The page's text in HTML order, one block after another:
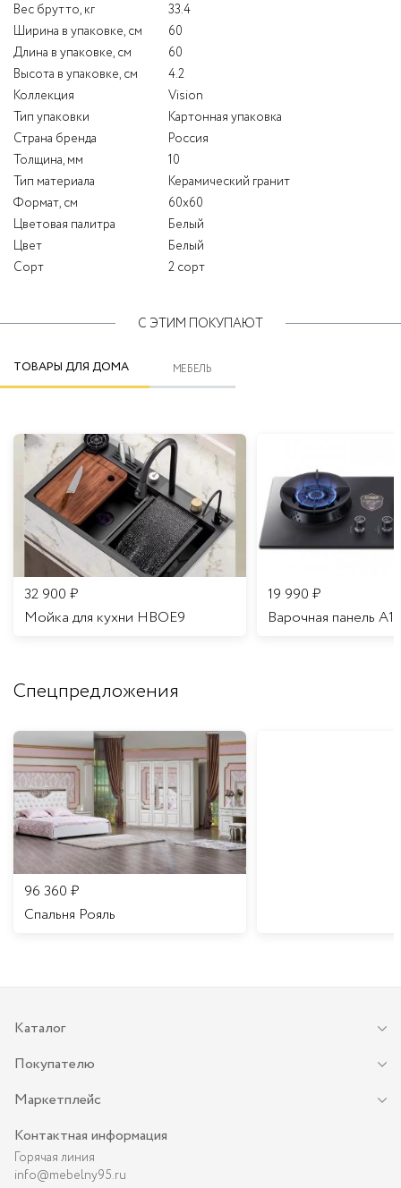
Вес брутто, кг
33.4
Ширина в упаковке, см
60
Длина в упаковке, см
60
Высота в упаковке, см
4.2
Коллекция
Vision
Тип упаковки
Картонная упаковка
Страна бренда
Россия
Толщина, мм
10
Тип материала
Керамический гранит
Формат, см
60x60
Цветовая палитра
Белый
Цвет
Белый
Сорт
2 сорт
С ЭТИМ ПОКУПАЮТ
ТОВАРЫ ДЛЯ ДОМА МЕБЕЛЬ
32 900 ₽
Мойка для кухни HBOE9
19 990 ₽
Варочная панель A16
Спецпредложения
96 360 ₽
Спальня Рояль
Каталог
Покупателю
Маркетплейс
Контактная информация
Горячая линия
info@mebelny95.ru